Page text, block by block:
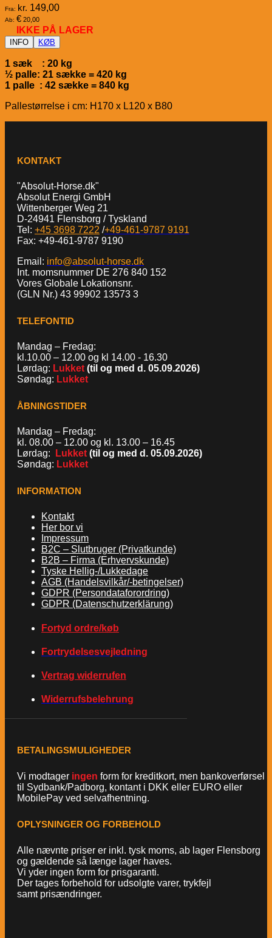
Fra: kr. 149,00
Ab: € 20,00
IKKE PÅ LAGER
INFO KØB
1 sæk : 20 kg
½ palle: 21 sække = 420 kg
1 palle : 42 sække = 840 kg
Pallestørrelse i cm: H170 x L120 x B80
KONTAKT
"Absolut-Horse.dk"
Absolut Energi GmbH
Wittenberger Weg 21
D-24941 Flensborg / Tyskland
Tel: +45 3698 7222 /+49-461-9787 9191
Fax: +49-461-9787 9190
Email: info@absolut-horse.dk
Int. momsnummer DE 276 840 152
Vores Globale Lokationsnr.
(GLN Nr.) 43 99902 13573 3
TELEFONTID
Mandag – Fredag:
kl.10.00 – 12.00 og kl 14.00 - 16.30
Lørdag: Lukket (til og med d. 05.09.2026)
Søndag: Lukket
ÅBNINGSTIDER
Mandag – Fredag:
kl. 08.00 – 12.00 og kl. 13.00 – 16.45
Lørdag:
Lukket (til og med d. 05.09.2026)
Søndag: Lukket
INFORMATION
Kontakt
Her bor vi
Impressum
B2C – Slutbruger (Privatkunde)
B2B – Firma (Erhvervskunde)
Tyske Hellig-/Lukkedage
AGB (Handelsvilkår/-betingelser)
GDPR (Persondataforordring)
GDPR (Datenschutzerklärung)
Fortyd ordre/køb
Fortrydelsesvejledning
Vertrag widerrufen
Widerrufsbelehrung
BETALINGSMULIGHEDER
Vi modtager ingen form for kreditkort, men bankoverførsel
til Sydbank/Padborg, kontant i DKK eller EURO eller
MobilePay ved selvafhentning.
OPLYSNINGER OG FORBEHOLD
Alle nævnte priser er inkl. tysk moms, ab lager Flensborg
og gældende så længe lager haves.
Vi yder ingen form for prisgaranti.
Der tages forbehold for udsolgte varer, trykfejl
samt prisændringer.